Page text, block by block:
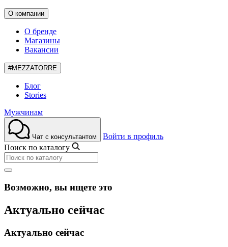
О компании
О бренде
Магазины
Вакансии
#MEZZATORRE
Блог
Stories
Мужчинам
Чат с консультантом
Войти в профиль
Поиск по каталогу
Возможно, вы ищете это
Актуально сейчас
Актуально сейчас